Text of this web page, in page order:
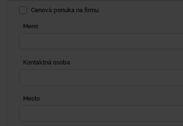
Cenová ponuka na firmu
Meno
Kontaktná osoba
Mesto